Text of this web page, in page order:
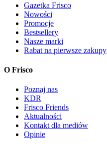
Gazetka Frisco
Nowości
Promocje
Bestsellery
Nasze marki
Rabat na pierwsze zakupy
O Frisco
Poznaj nas
KDR
Frisco Friends
Aktualności
Kontakt dla mediów
Opinie